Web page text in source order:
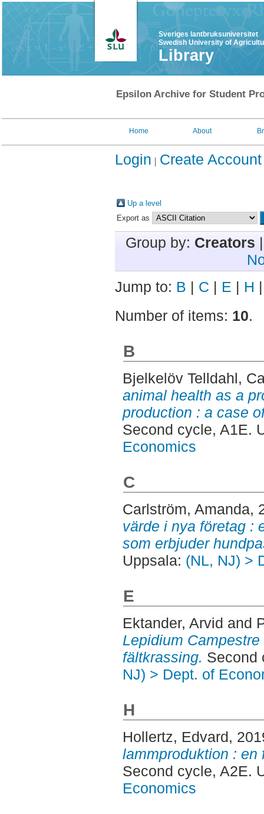
Sveriges lantbruksuniversitet
Swedish University of
Library
Epsilon Archive for Student
Home About
Login Create Account
Up a level
Export as
Group by: Creators
Jump to: B | C | E | H
Number of items: 10.
B
Bjelkelöv Telldahl,
animal health as a
production : a case
Second cycle, A1E.
Economics
C
Carlström, Amanda,
värde i nya företag :
som erbjuder
Uppsala: (NL, NJ) >
E
Ektander, Arvid and
Lepidium
fältkrassing. Second
NJ) > Dept. of
H
Hollertz, Edvard,
lammproduktion :
Second cycle, A2E.
Economics